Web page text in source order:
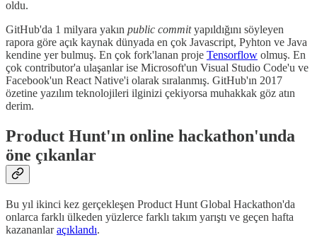
oldu.
GitHub'da 1 milyara yakın public commityapıldığını söyleyen
rapora göre açık kaynak dünyada en çok Javascript, Pyhton ve Java
kendine yer bulmuş. En çok fork'lanan proje Tensorflow olmuş. En
çok contributor'a ulaşanlar ise Microsoft'un Visual Studio Code'u ve
Facebook'un React Native'i olarak sıralanmış. GitHub'ın 2017
özetine yazılım teknolojileri ilginizi çekiyorsa muhakkak göz atın
derim.
Product Hunt'ın online hackathon'unda
öne çıkanlar
Bu yıl ikinci kez gerçekleşen Product Hunt Global Hackathon'da
onlarca farklı ülkeden yüzlerce farklı takım yarıştı ve geçen hafta
kazananlaraçıklandı.